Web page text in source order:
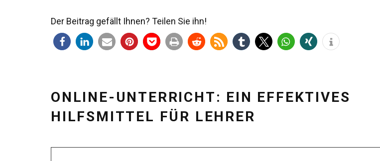
Der Beitrag gefällt Ihnen? Teilen Sie ihn!
ONLINE-UNTERRICHT: EIN EFFEKTIVES
HILFSMITTEL FÜR LEHRER